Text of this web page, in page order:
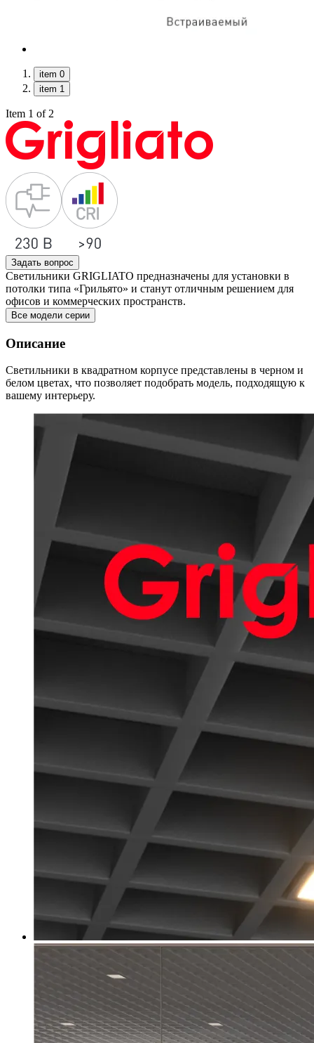
item 0
item 1
Item 1 of 2
Задать вопрос
Светильники GRIGLIATO предназначены для установки в
потолки типа «Грильято» и станут отличным решением для
офисов и коммерческих пространств.
Все модели серии
Описание
Светильники в квадратном корпусе представлены в черном и
белом цветах, что позволяет подобрать модель, подходящую к
вашему интерьеру.